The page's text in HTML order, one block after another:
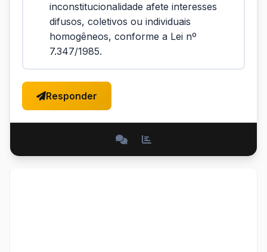
inconstitucionalidade afete interesses
difusos, coletivos ou individuais
homogêneos, conforme a Lei nº
7.347/1985.
Responder